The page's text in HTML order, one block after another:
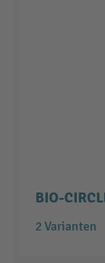
BIO-
2 Varianten